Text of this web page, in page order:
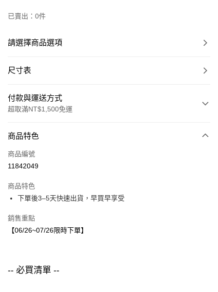
已賣出：0件
請選擇商品選項
尺寸表
付款與運送方式
超取滿NT$1,500免運
信用卡一次付款
LINE Pay
街口支付
悠遊付
每筆NT$80，滿NT$1,500(含以上)免運費
商品特色
商品編號
11842049
商品特色
下單後3–5天快速出貨，早買早享受
銷售重點
【06/26~07/26限時下單】
-- 必買清單 --